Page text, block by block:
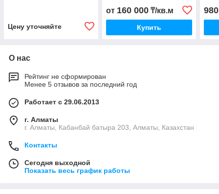
Цену уточняйте
от 160 000₸/кв.м
Купить
О нас
Рейтинг не сформирован
Менее 5 отзывов за последний год
Работает с 29.06.2013
г. Алматы
г. Алматы, Кабанбай батыра 203, Алматы, Казахстан
Контакты
Сегодня выходной
Показать весь график работы